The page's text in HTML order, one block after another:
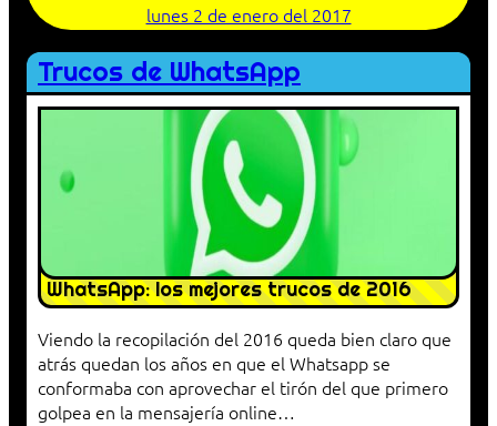
lunes 2 de enero del 2017
Trucos de WhatsApp
WhatsApp: los mejores trucos de 2016
Viendo la recopilación del 2016 queda bien claro que
atrás quedan los años en que el Whatsapp se
conformaba con aprovechar el tirón del que primero
golpea en la mensajería online…